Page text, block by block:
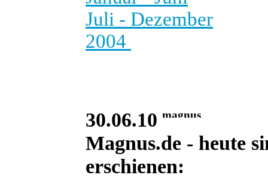
Juli - Dezember
2004
30.06.10
Magnus.de - heute
erschienen: